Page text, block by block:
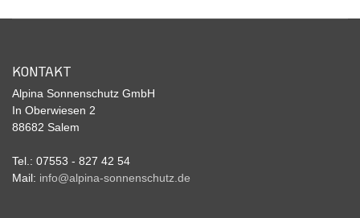
KONTAKT
Alpina Sonnenschutz GmbH
In Oberwiesen 2
88682 Salem
Tel.: 07553 - 827 42 54
Mail: info@alpina-sonnenschutz.de